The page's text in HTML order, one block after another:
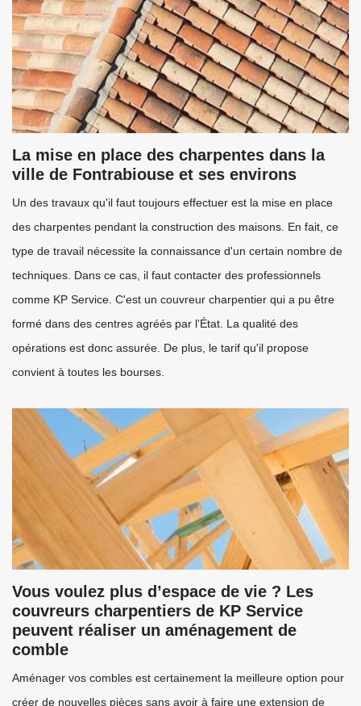
La mise en place des charpentes dans la
ville de Fontrabiouse et ses environs
Un des travaux qu'il faut toujours effectuer est la mise en place
des charpentes pendant la construction des maisons. En fait, ce
type de travail nécessite la connaissance d'un certain nombre de
techniques. Dans ce cas, il faut contacter des professionnels
comme KP Service. C'est un couvreur charpentier qui a pu être
formé dans des centres agréés par l'État. La qualité des
opérations est donc assurée. De plus, le tarif qu'il propose
convient à toutes les bourses.
Vous voulez plus d’espace de vie ? Les
couvreurs charpentiers de KP Service
peuvent réaliser un aménagement de
comble
Aménager vos combles est certainement la meilleure option pour
créer de nouvelles pièces sans avoir à faire une extension de